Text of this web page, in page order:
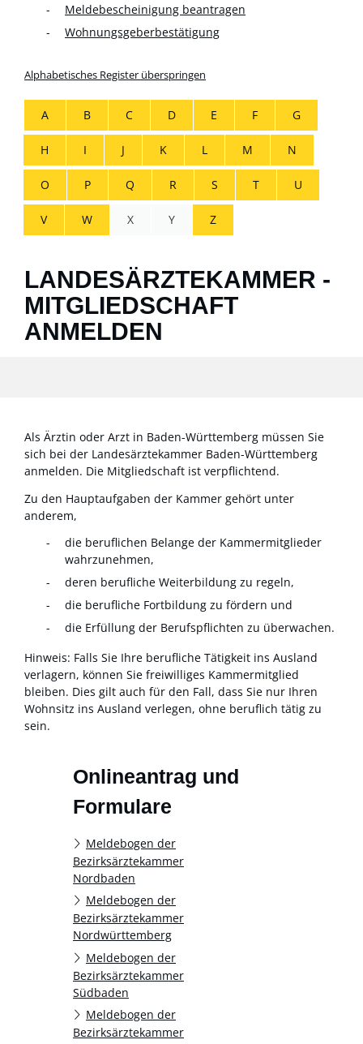
Meldebescheinigung beantragen
Wohnungsgeberbestätigung
Alphabetisches Register überspringen
A B C D E F G
H I J K L M N
O P Q R S T U
V W X Y Z
LANDESÄRZTEKAMMER -
MITGLIEDSCHAFT
ANMELDEN
Als Ärztin oder Arzt in Baden-Württemberg müssen Sie
sich bei der Landesärztekammer Baden-Württemberg
anmelden. Die Mitgliedschaft ist verpflichtend.
Zu den Hauptaufgaben der Kammer gehört unter
anderem,
die beruflichen Belange der Kammermitglieder
wahrzunehmen,
deren berufliche Weiterbildung zu regeln,
die berufliche Fortbildung zu fördern und
die Erfüllung der Berufspflichten zu überwachen.
Hinweis: Falls Sie Ihre berufliche Tätigkeit ins Ausland
verlagern, können Sie freiwilliges Kammermitglied
bleiben. Dies gilt auch für den Fall, dass Sie nur Ihren
Wohnsitz ins Ausland verlegen, ohne beruflich tätig zu
sein.
Onlineantrag und
Formulare
Meldebogen der
Bezirksärztekammer
Nordbaden
Meldebogen der
Bezirksärztekammer
Nordwürttemberg
Meldebogen der
Bezirksärztekammer
Südbaden
Meldebogen der
Bezirksärztekammer